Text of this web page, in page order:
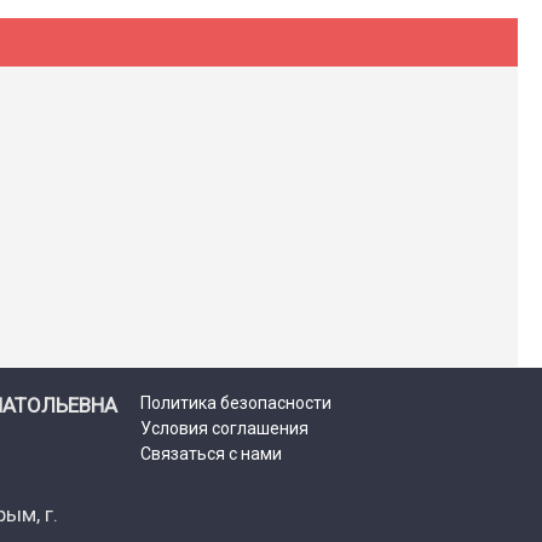
г.
Политика безопасности
Условия соглашения
Связаться с нами